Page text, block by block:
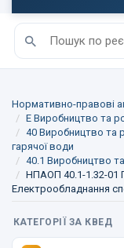
Нормативно-правові
E Виробництво та
40 Виробництво та
гарячої води
40.1 Виробництво
НПАОП 40.1-1.32-01
Електрообладнання
КАТЕГОРІЇ ЗА КВЕД